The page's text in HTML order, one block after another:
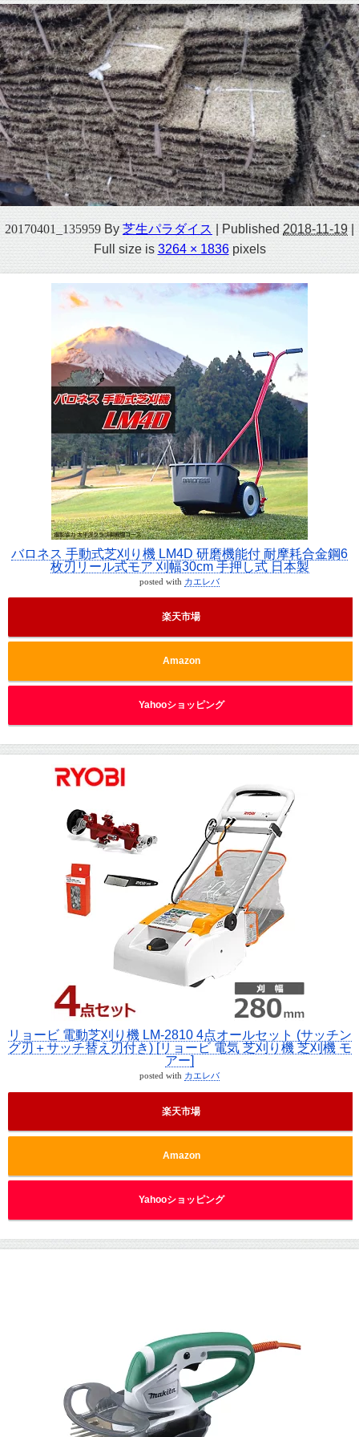
20170401_135959 By 芝生パラダイス Published 2018-11-19
Full size is 3264 × 1836pixels
バロネス 手動式芝刈り機 LM4D 研磨機能付 耐摩耗合金鋼6
枚刃リール式モア 刈幅30cm 手押し式 日本製
posted with カエレバ
楽天市場
Amazon
Yahooショッピング
リョービ 電動芝刈り機 LM-2810 4点オールセット (サッチン
グ刃＋サッチ替え刃付き) [リョービ 電気 芝刈り機 芝刈機 モ
アー]
posted with カエレバ
楽天市場
Amazon
Yahooショッピング